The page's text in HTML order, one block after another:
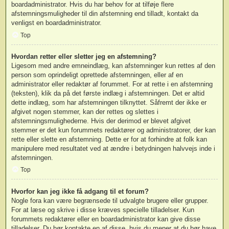
boardadministrator. Hvis du har behov for at tilføje flere
afstemningsmuligheder til din afstemning end tilladt, kontakt da
venligst en boardadministrator.
Top
Hvordan retter eller sletter jeg en afstemning?
Ligesom med andre emneindlæg, kan afstemninger kun rettes af den
person som oprindeligt oprettede afstemningen, eller af en
administrator eller redaktør af forummet. For at rette i en afstemning
(teksten), klik da på det første indlæg i afstemningen. Det er altid
dette indlæg, som har afstemningen tilknyttet. Såfremt der ikke er
afgivet nogen stemmer, kan der rettes og slettes i
afstemningsmulighederne. Hvis der derimod er blevet afgivet
stemmer er det kun forummets redaktører og administratorer, der kan
rette eller slette en afstemning. Dette er for at forhindre at folk kan
manipulere med resultatet ved at ændre i betydningen halvvejs inde i
afstemningen.
Top
Hvorfor kan jeg ikke få adgang til et forum?
Nogle fora kan være begrænsede til udvalgte brugere eller grupper.
For at læse og skrive i disse kræves specielle tilladelser. Kun
forummets redaktører eller en boardadministrator kan give disse